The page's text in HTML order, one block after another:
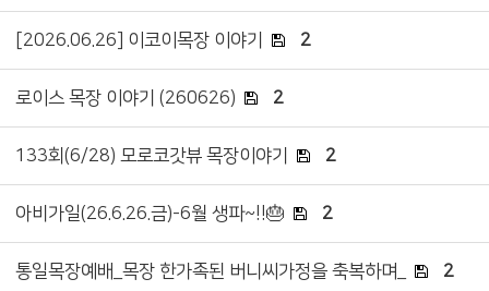
[2026.06.26] 이코이목장 이야기 2
로이스 목장 이야기 (260626) 2
133회(6/28) 모로코갓뷰 목장이야기 2
아비가일(26.6.26.금)-6월 생파~!!🎂 2
통일목장예배_목장 한가족된 버니씨가정을 축복하며_ 2